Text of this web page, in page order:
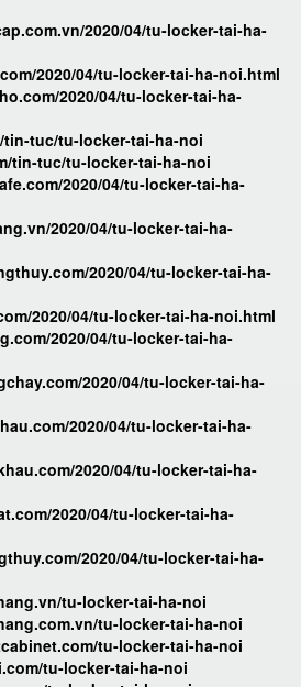
2020/04/tu-locker-tai-ha-
2020/04/tu-locker-tai-ha-noi.html
2020/04/tu-locker-tai-ha-
tuc/tu-locker-tai-ha-noi
tin-tuc/tu-locker-tai-ha-noi
2020/04/tu-locker-tai-ha-
2020/04/tu-locker-tai-ha-
2020/04/tu-locker-tai-ha-
2020/04/tu-locker-tai-ha-noi.html
2020/04/tu-locker-tai-ha-
2020/04/tu-locker-tai-ha-
2020/04/tu-locker-tai-ha-
2020/04/tu-locker-tai-ha-
2020/04/tu-locker-tai-ha-
2020/04/tu-locker-tai-ha-
tu-locker-tai-ha-noi
tu-locker-tai-ha-noi
tu-locker-tai-ha-noi
tu-locker-tai-ha-noi